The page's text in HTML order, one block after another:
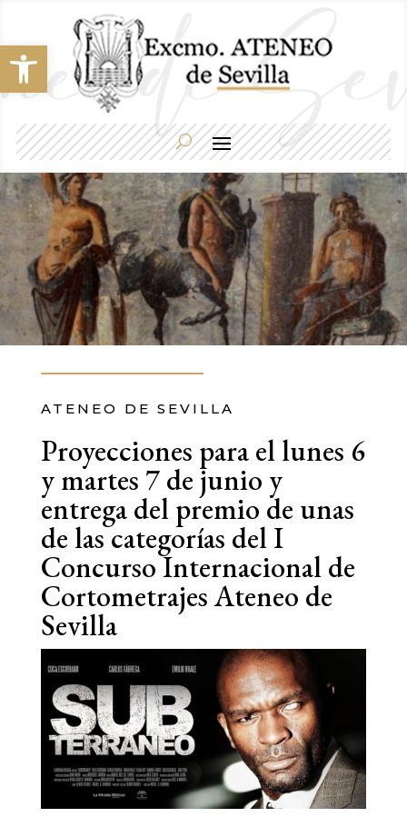
Abrir barra de herramientas
ATENEO DE SEVILLA
Proyecciones para el lunes 6
y martes 7 de junio y
entrega del premio de unas
de las categorías del I
Concurso Internacional de
Cortometrajes Ateneo de
Sevilla